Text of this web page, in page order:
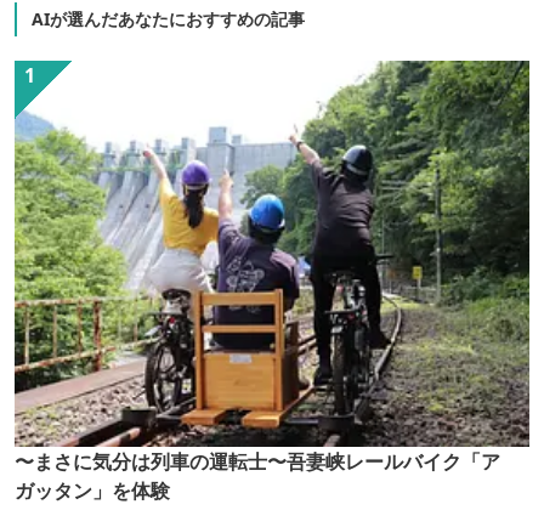
AIが選んだあなたにおすすめの記事
〜まさに気分は列車の運転士〜吾妻峡レールバイク「ア
ガッタン」を体験